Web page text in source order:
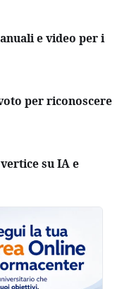
e video per i
per riconoscere
su IA e